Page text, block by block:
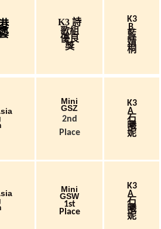
K3 詩
歌組
優良
獎
K3
B
藍
婧
桐
Mini
GSZ
2nd
Place
K3
A
石
曦
妮
Mini
GSW
1st
Place
K3
A
石
曦
妮